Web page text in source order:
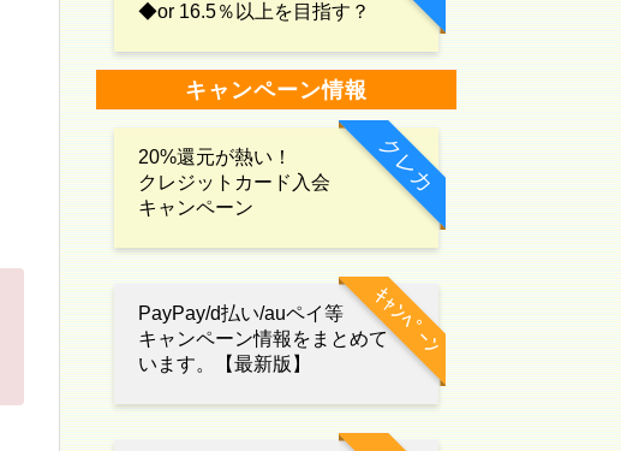
◆or 16.5％以上を目指す？
キャンペーン情報
クレカ
20%還元が熱い！
クレジットカード入会
キャンペーン
ｷｬﾝﾍﾟｰﾝ
PayPay/d払い/auペイ等
キャンペーン情報をまとめて
います。【最新版】